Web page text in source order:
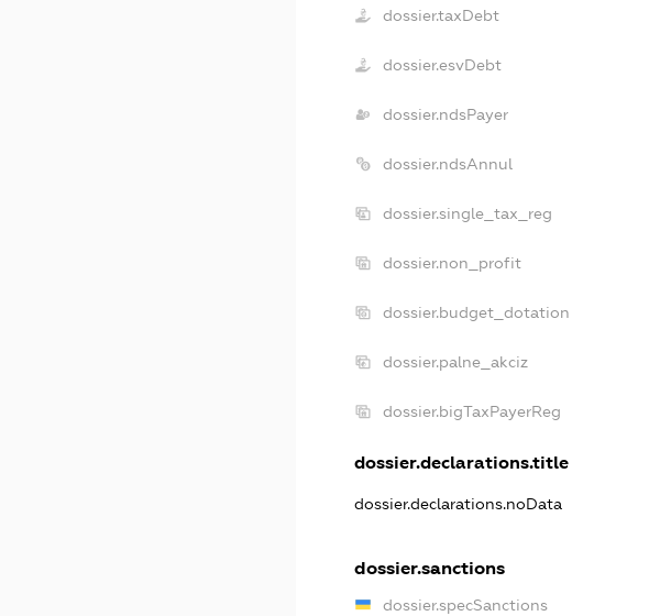
dossier.taxDebt
dossier.esvDebt
dossier.ndsPayer
dossier.ndsAnnul
dossier.single_tax_reg
dossier.non_profit
dossier.budget_dotation
dossier.palne_akciz
dossier.bigTaxPayerReg
dossier.declarations.title
dossier.declarations.noData
dossier.sanctions
dossier.specSanctions